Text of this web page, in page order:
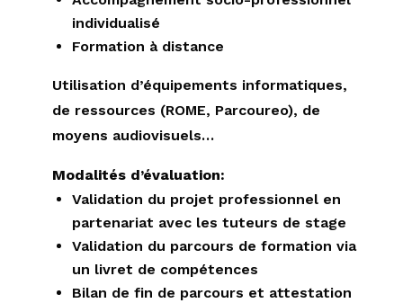
individualisé
Formation à distance
Utilisation d’équipements informatiques,
de ressources (ROME, Parcoureo), de
moyens audiovisuels…
Modalités d’évaluation:
Validation du projet professionnel en
partenariat avec les tuteurs de stage
Validation du parcours de formation via
un livret de compétences
Bilan de fin de parcours et attestation